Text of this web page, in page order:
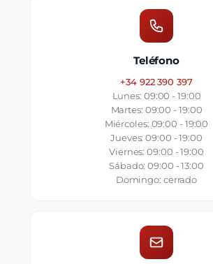
Teléfono
+34 922 390 397
Lunes: 09:00 - 19:00
Martes: 09:00 - 19:00
Miércoles: 09:00 - 19:00
Jueves: 09:00 - 19:00
Viernes: 09:00 - 19:00
Sábado: 09:00 - 13:00
Domingo: cerrado